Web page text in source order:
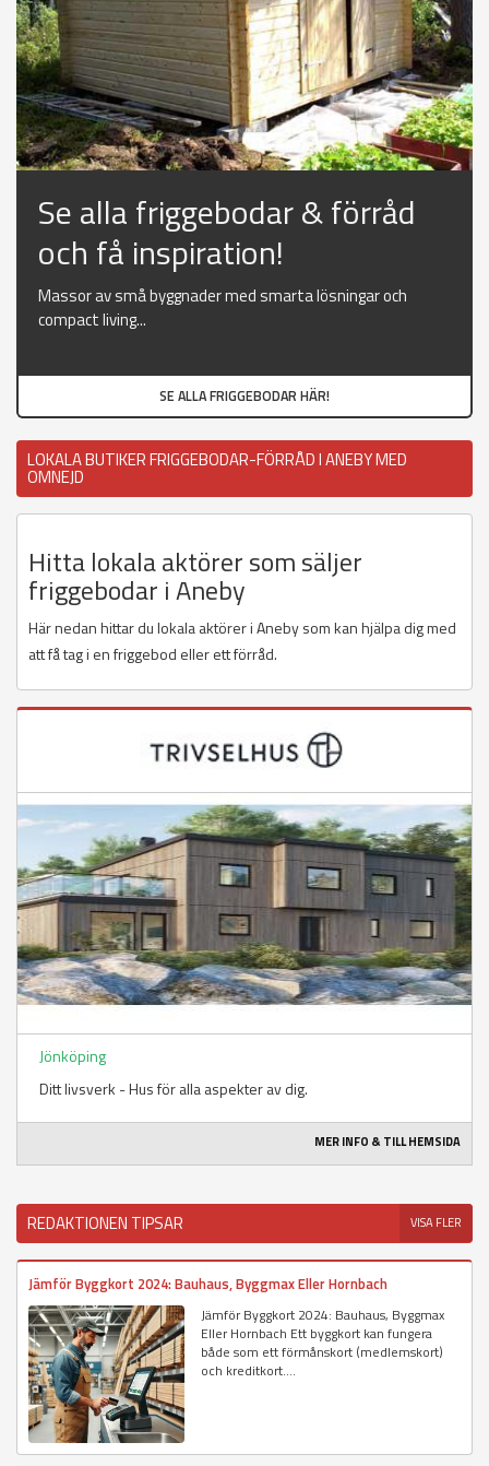
Se alla friggebodar & förråd
och få inspiration!
Massor av små byggnader med smarta lösningar och
compact living...
SE ALLA FRIGGEBODAR HÄR!
LOKALA BUTIKER FRIGGEBODAR-FÖRRÅD I ANEBY MED
OMNEJD
Hitta lokala aktörer som säljer
friggebodar i Aneby
Här nedan hittar du lokala aktörer i Aneby som kan hjälpa dig med
att få tag i en friggebod eller ett förråd.
Jönköping
Ditt livsverk - Hus för alla aspekter av dig.
MER INFO & TILL HEMSIDA
REDAKTIONEN TIPSAR VISA FLER
Jämför Byggkort 2024: Bauhaus, Byggmax Eller Hornbach
Jämför Byggkort 2024: Bauhaus, Byggmax
Eller Hornbach Ett byggkort kan fungera
både som ett förmånskort (medlemskort)
och kreditkort....